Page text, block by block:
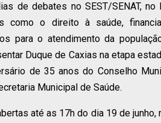
de debates no SEST/SENAT, no
como o direito à saúde,
para o atendimento da
Duque de Caxias na etapa
de 35 anos do Conselho
Municipal de Saúde.
até as 17h do dia 19 de